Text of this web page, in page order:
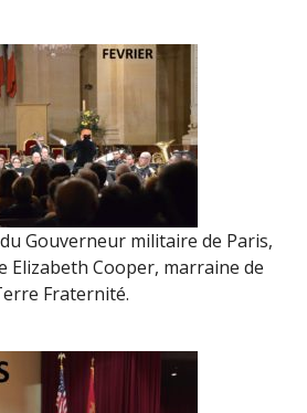
du Gouverneur militaire de Paris,
Elizabeth Cooper, marraine de
Fraternité.